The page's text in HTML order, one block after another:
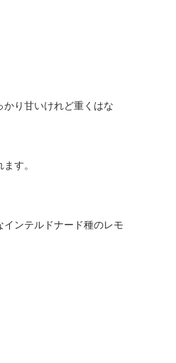
り甘いけれど重くはな
す。
ンテルドナード種のレモ